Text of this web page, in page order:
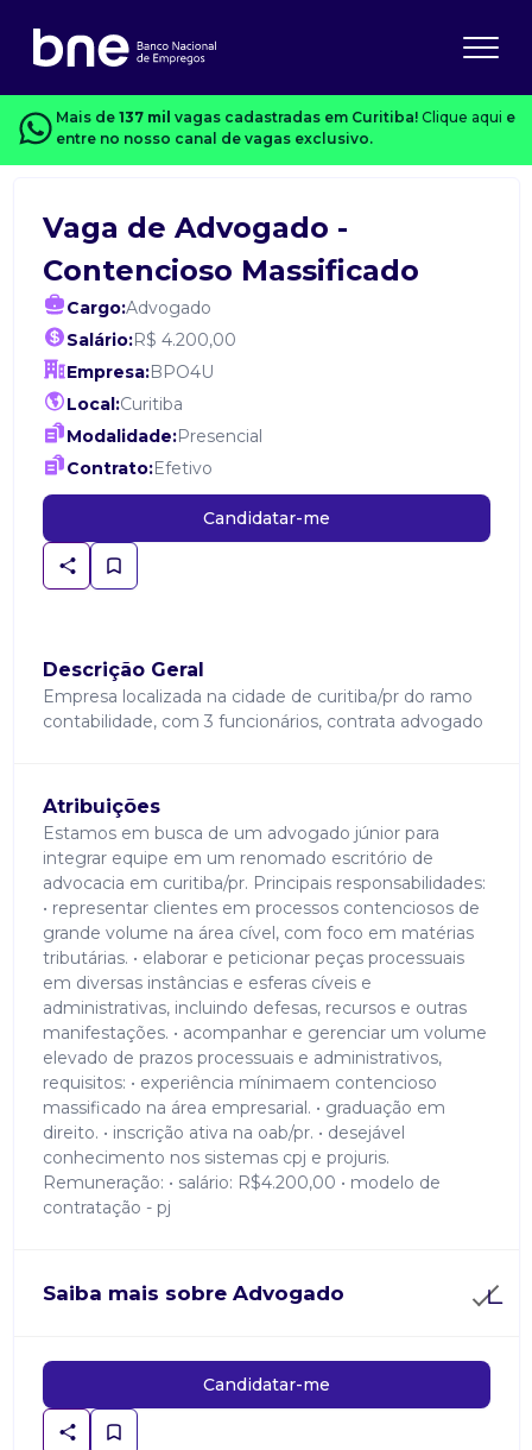
Mais de 137 mil vagas cadastradas em Curitiba! Clique aqui e
entre no nosso canal de vagas exclusivo.
Vaga de Advogado -
Contencioso Massificado
Cargo:Advogado
Salário:R$ 4.200,00
Empresa:BPO4U
Local:Curitiba
Modalidade:Presencial
Contrato:Efetivo
Candidatar-me
Descrição Geral
Empresa localizada na cidade de curitiba/pr do ramo
contabilidade, com 3 funcionários, contrata advogado
Atribuições
Estamos em busca de um advogado júnior para
integrar equipe em um renomado escritório de
advocacia em curitiba/pr. Principais responsabilidades:
• representar clientes em processos contenciosos de
grande volume na área cível, com foco em matérias
tributárias. • elaborar e peticionar peças processuais
em diversas instâncias e esferas cíveis e
administrativas, incluindo defesas, recursos e outras
manifestações. • acompanhar e gerenciar um volume
elevado de prazos processuais e administrativos,
requisitos: • experiência mínimaem contencioso
massificado na área empresarial. • graduação em
direito. • inscrição ativa na oab/pr. • desejável
conhecimento nos sistemas cpj e projuris.
Remuneração: • salário: R$4.200,00 • modelo de
contratação - pj
Saiba mais sobre Advogado
Candidatar-me